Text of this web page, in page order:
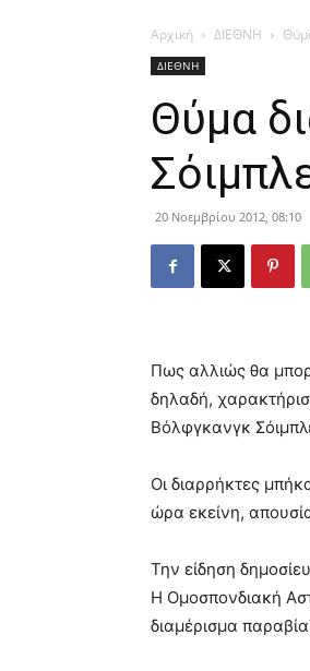
Αρχική ΔΙΕΘΝΗ
ΔΙΕΘΝΗ
Θύμα
20 Νοεμβρίου 2012, 08:10
Πως αλλιώς θα
δηλαδή,
Βόλφγκανγκ
Οι διαρρήκτες
ώρα εκείνη,
Την είδηση
Η Ομοσπονδιακή
διαμέρισμα